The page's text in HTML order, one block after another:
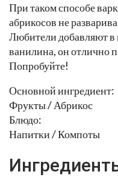
При таком способе
абрикосов не
Любители добавляют в
ванилина, он отлично
Попробуйте!
Основной ингредиент:
Фрукты / Абрикос
Блюдо:
Напитки / Компоты